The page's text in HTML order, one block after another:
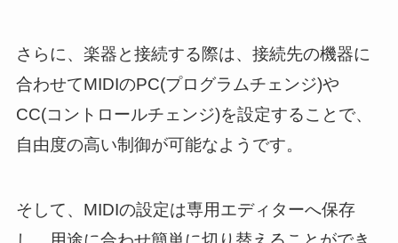
さらに、楽器と接続する際は、接続先の機器に
合わせてMIDIのPC(プログラムチェンジ)や
CC(コントロールチェンジ)を設定することで、
自由度の高い制御が可能なようです。
そして、MIDIの設定は専用エディターへ保存